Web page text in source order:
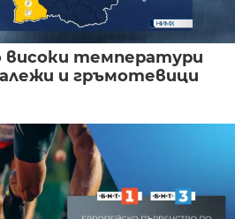
високи температури
и гръмотевици